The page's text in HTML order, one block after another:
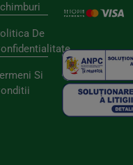
De
Si